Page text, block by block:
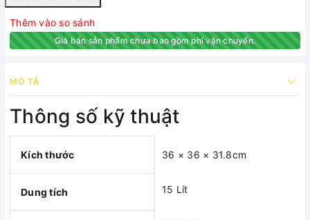
Thêm vào so sánh
Giá bán sản phẩm chưa bao gồm phí vận chuyển.
MÔ TẢ
Thông số kỹ thuật
Kích thước 36 × 36 × 31.8cm
Dung tích 15 Lít